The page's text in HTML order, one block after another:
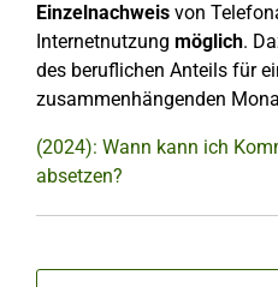
Einzelnachweis von
Internetnutzung möglich.
des beruflichen Anteils für
zusammenhängenden
(2024): Wann kann ich
absetzen?